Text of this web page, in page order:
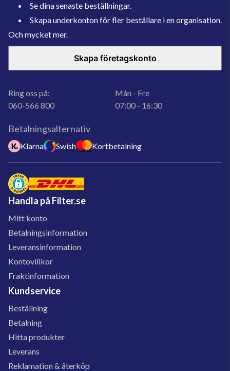
Se dina senaste beställningar.
Skapa underkonton för fler beställare i en organisation.
Och mycket mer.
Skapa företagskonto
Ring oss på:
060-566 800
Mån - Fre
07:00 - 16:30
Betalningsalternativ
Klarna Swish Kortbetalning
Handla på Filter.se
Mitt konto
Betalningsinformation
Leveransinformation
Kontovillkor
Fraktinformation
Kundservice
Beställning
Betalning
Hitta produkter
Leverans
Reklamation & återköp